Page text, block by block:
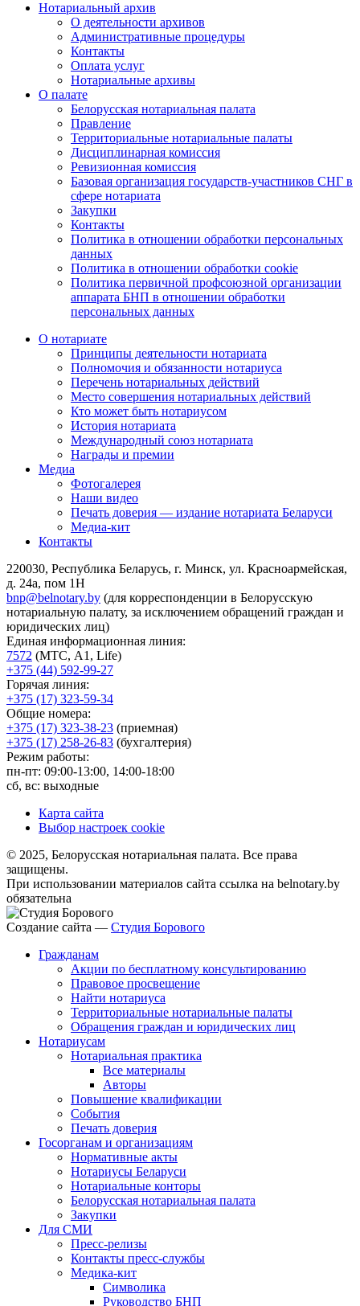
Нотариальный архив
О деятельности архивов
Административные процедуры
Контакты
Оплата услуг
Нотариальные архивы
О палате
Белорусская нотариальная палата
Правление
Территориальные нотариальные палаты
Дисциплинарная комиссия
Ревизионная комиссия
Базовая организация государств-участников СНГ в
сфере нотариата
Закупки
Контакты
Политика в отношении обработки персональных
данных
Политика в отношении обработки cookie
Политика первичной профсоюзной организации
аппарата БНП в отношении обработки
персональных данных
О нотариате
Принципы деятельности нотариата
Полномочия и обязанности нотариуса
Перечень нотариальных действий
Место совершения нотариальных действий
Кто может быть нотариусом
История нотариата
Международный союз нотариата
Награды и премии
Медиа
Фотогалерея
Наши видео
Печать доверия — издание нотариата Беларуси
Медиа-кит
Контакты
220030, Республика Беларусь, г. Минск, ул. Красноармейская,
д. 24а, пом 1Н
bnp@belnotary.by (для корреспонденции в Белорусскую
нотариальную палату, за исключением обращений граждан и
юридических лиц)
Единая информационная линия:
7572 (МТС, A1, Life)
+375 (44) 592-99-27
Горячая линия:
+375 (17) 323-59-34
Общие номера:
+375 (17) 323-38-23 (приемная)
+375 (17) 258-26-83 (бухгалтерия)
Режим работы:
пн-пт: 09:00-13:00, 14:00-18:00
сб, вс: выходные
Карта сайта
Выбор настроек cookie
© 2025, Белорусская нотариальная палата. Все права
защищены.
При использовании материалов сайта ссылка на belnotary.by
обязательна
Создание сайта — Студия Борового
Гражданам
Акции по бесплатному консультированию
Правовое просвещение
Найти нотариуса
Территориальные нотариальные палаты
Обращения граждан и юридических лиц
Нотариусам
Нотариальная практика
Все материалы
Авторы
Повышение квалификации
События
Печать доверия
Госорганам и организациям
Нормативные акты
Нотариусы Беларуси
Нотариальные конторы
Белорусская нотариальная палата
Закупки
Для СМИ
Пресс-релизы
Контакты пресс-службы
Медика-кит
Символика
Руководство БНП